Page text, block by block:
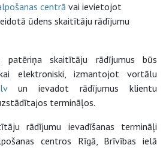
centrā vai ievietojot
ūdens skaitītāju rādījumu
patēriņa skaitītāju rādījumus būs
elektroniski, izmantojot vortālu
un ievadot rādījumus klientu
termināļos.
rādījumu ievadīšanas termināļi
centros Rīgā, Brīvības ielā